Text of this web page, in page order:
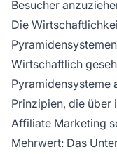
Besucher
Die
Pyramidensystemen
Wirtschaftlich
Pyramidensysteme
Prinzipien, die über
Affiliate Marketing
Mehrwert: Das